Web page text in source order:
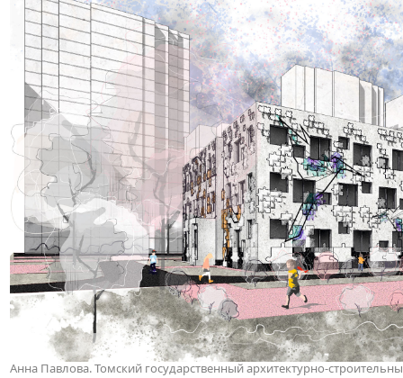
Анна Павлова. Томский государственный архитектурно-